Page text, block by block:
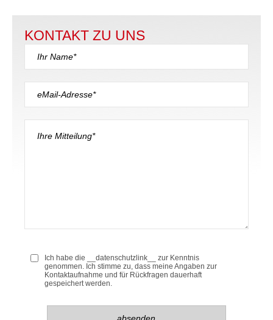
KONTAKT ZU UNS
Ich habe die __datenschutzlink__ zur Kenntnis
genommen. Ich stimme zu, dass meine Angaben zur
Kontaktaufnahme und für Rückfragen dauerhaft
gespeichert werden.